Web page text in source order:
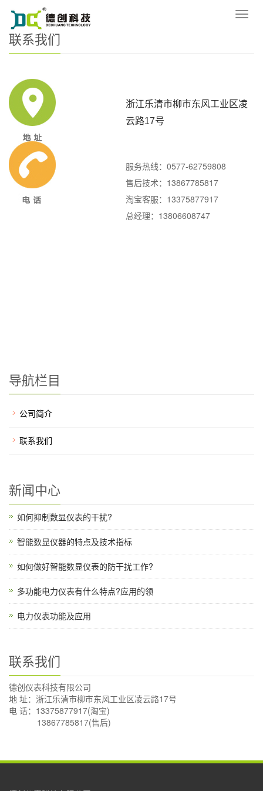
导
您的位置：网站首页
联系我们
浙江乐清市柳市东风工业区凌
云路17号
服务热线：0577-62759808
售后技术：13867785817
淘宝客服：13375877917
总经理：13806608747
导航栏目
公司简介
联系我们
新闻中心
如何抑制数显仪表的干扰?
智能数显仪器的特点及技术指标
如何做好智能数显仪表的防干扰工作?
多功能电力仪表有什么特点?应用的领
电力仪表功能及应用
联系我们
德创仪表科技有限公司
地 址：浙江乐清市柳市东风工业区凌云路17号
电 话：13375877917(淘宝)
13867785817(售后)